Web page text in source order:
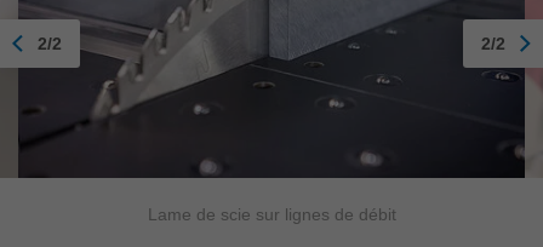
Lame de scie sur lignes de débit
2/2 2/2